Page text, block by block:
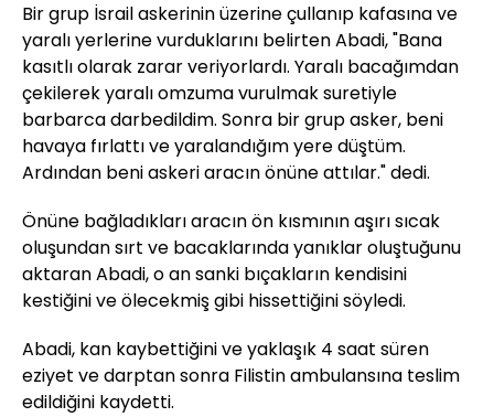
Bir grup İsrail askerinin üzerine çullanıp kafasına ve
yaralı yerlerine vurduklarını belirten Abadi, "Bana
kasıtlı olarak zarar veriyorlardı. Yaralı bacağımdan
çekilerek yaralı omzuma vurulmak suretiyle
barbarca darbedildim. Sonra bir grup asker, beni
havaya fırlattı ve yaralandığım yere düştüm.
Ardından beni askeri aracın önüne attılar." dedi.
Önüne bağladıkları aracın ön kısmının aşırı sıcak
oluşundan sırt ve bacaklarında yanıklar oluştuğunu
aktaran Abadi, o an sanki bıçakların kendisini
kestiğini ve ölecekmiş gibi hissettiğini söyledi.
Abadi, kan kaybettiğini ve yaklaşık 4 saat süren
eziyet ve darptan sonra Filistin ambulansına teslim
edildiğini kaydetti.